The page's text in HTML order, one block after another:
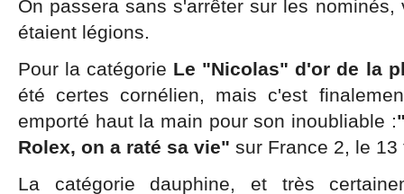
On passera sans s'arrêter sur les
étaient légions.
Pour la catégorie Le "Nicolas" d'or de la
été certes cornélien, mais c'est
emporté haut la main pour son inoubliable :
Rolex, on a raté sa vie" sur France 2, le 13
La catégorie dauphine, et très